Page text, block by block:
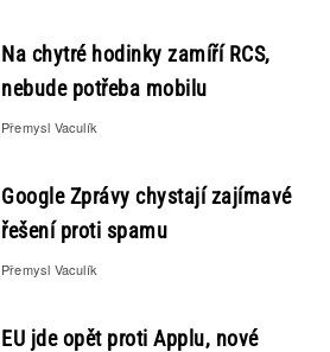
Na chytré hodinky zamíří RCS,
nebude potřeba mobilu
Přemysl Vaculík
Google Zprávy chystají zajímavé
řešení proti spamu
Přemysl Vaculík
EU jde opět proti Applu, nové